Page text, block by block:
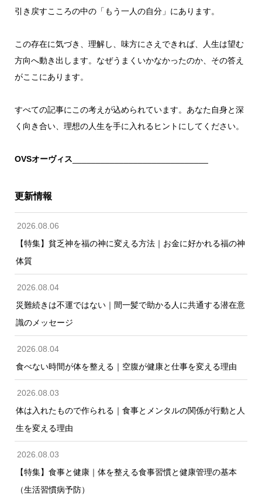
引き戻すこころの中の「もう一人の自分」にあります。
この存在に気づき、理解し、味方にさえできれば、人生は望む
方向へ動き出します。なぜうまくいかなかったのか、その答え
がここにあります。
すべての記事にこの考えが込められています。あなた自身と深
く向き合い、理想の人生を手に入れるヒントにしてください。
OVSオーヴィス
更新情報
2026.08.06
【特集】貧乏神を福の神に変える方法｜お金に好かれる福の神
体質
2026.08.04
災難続きは不運ではない｜間一髪で助かる人に共通する潜在意
識のメッセージ
2026.08.04
食べない時間が体を整える｜空腹が健康と仕事を変える理由
2026.08.03
体は入れたもので作られる｜食事とメンタルの関係が行動と人
生を変える理由
2026.08.03
【特集】食事と健康｜体を整える食事習慣と健康管理の基本
（生活習慣病予防）